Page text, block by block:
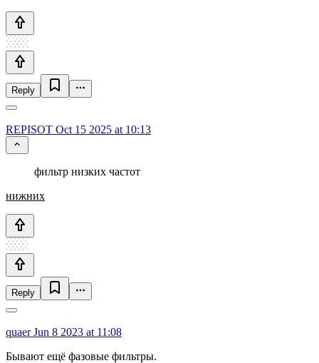
Reply
REPISOT Oct 15 2025 at 10:13
фильтр низких частот
нижних
Reply
quaerJun 8 2023 at 11:08
Бывают ещё фазовые фильтры.